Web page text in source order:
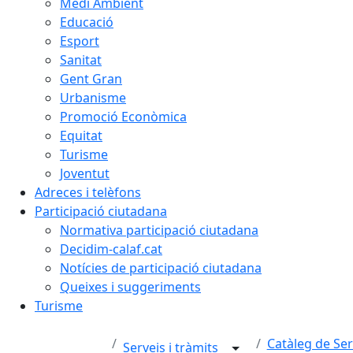
Educació
Esport
Sanitat
Gent Gran
Urbanisme
Promoció Econòmica
Equitat
Turisme
Joventut
Adreces i telèfons
Participació ciutadana
Normativa participació ciutadana
Decidim-calaf.cat
Notícies de participació ciutadana
Queixes i suggeriments
Turisme
Serveis i tràmits Catàleg de